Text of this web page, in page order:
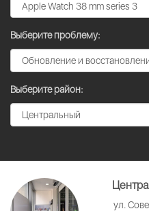
Выберите проблему:
Выберите район:
ул.